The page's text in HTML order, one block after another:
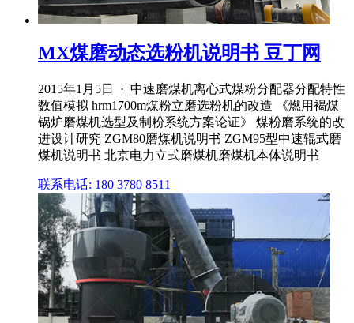
MX煤磨动态选粉机说明书 豆丁网
2015年1月5日 · 中速磨煤机离心式煤粉分配器分配特性
数值模拟 hrm1700m煤粉立磨选粉机的改造 《燃用褐煤
锅炉磨煤机选型及制粉系统方案论证》 煤粉磨系统的改
进设计研究 ZGM80磨煤机说明书 ZGM95型中速辊式磨
煤机说明书 北京电力立式磨煤机磨煤机本体说明书
联系电话: 180 3780 8511